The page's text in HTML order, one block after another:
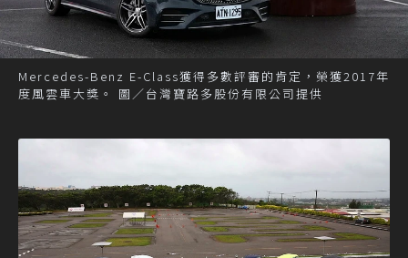
Mercedes-Benz E-Class獲得多數評審的肯定，榮獲2017年
度風雲車大獎。 圖／台灣寶路多股份有限公司提供